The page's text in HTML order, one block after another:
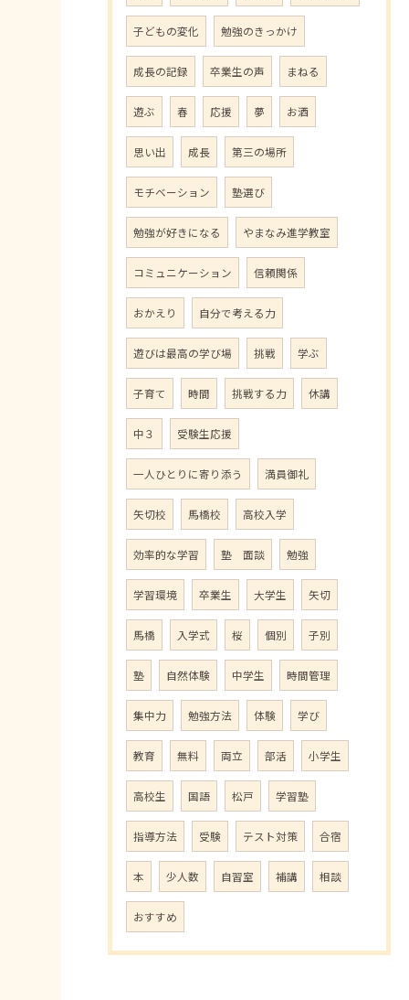
子どもの変化 勉強のきっかけ
成長の記録 卒業生の声 まねる
遊ぶ 春 応援 夢 お酒
思い出 成長 第三の場所
モチベーション 塾選び
勉強が好きになる やまなみ進学教室
コミュニケーション 信頼関係
おかえり 自分で考える力
遊びは最高の学び場 挑戦 学ぶ
子育て 時間 挑戦する力 休講
中３ 受験生応援
一人ひとりに寄り添う 満員御礼
矢切校 馬橋校 高校入学
効率的な学習 塾 面談 勉強
学習環境 卒業生 大学生 矢切
馬橋 入学式 桜 個別 子別
塾 自然体験 中学生 時間管理
集中力 勉強方法 体験 学び
教育 無料 両立 部活 小学生
高校生 国語 松戸 学習塾
指導方法 受験 テスト対策 合宿
本 少人数 自習室 補講 相談
おすすめ